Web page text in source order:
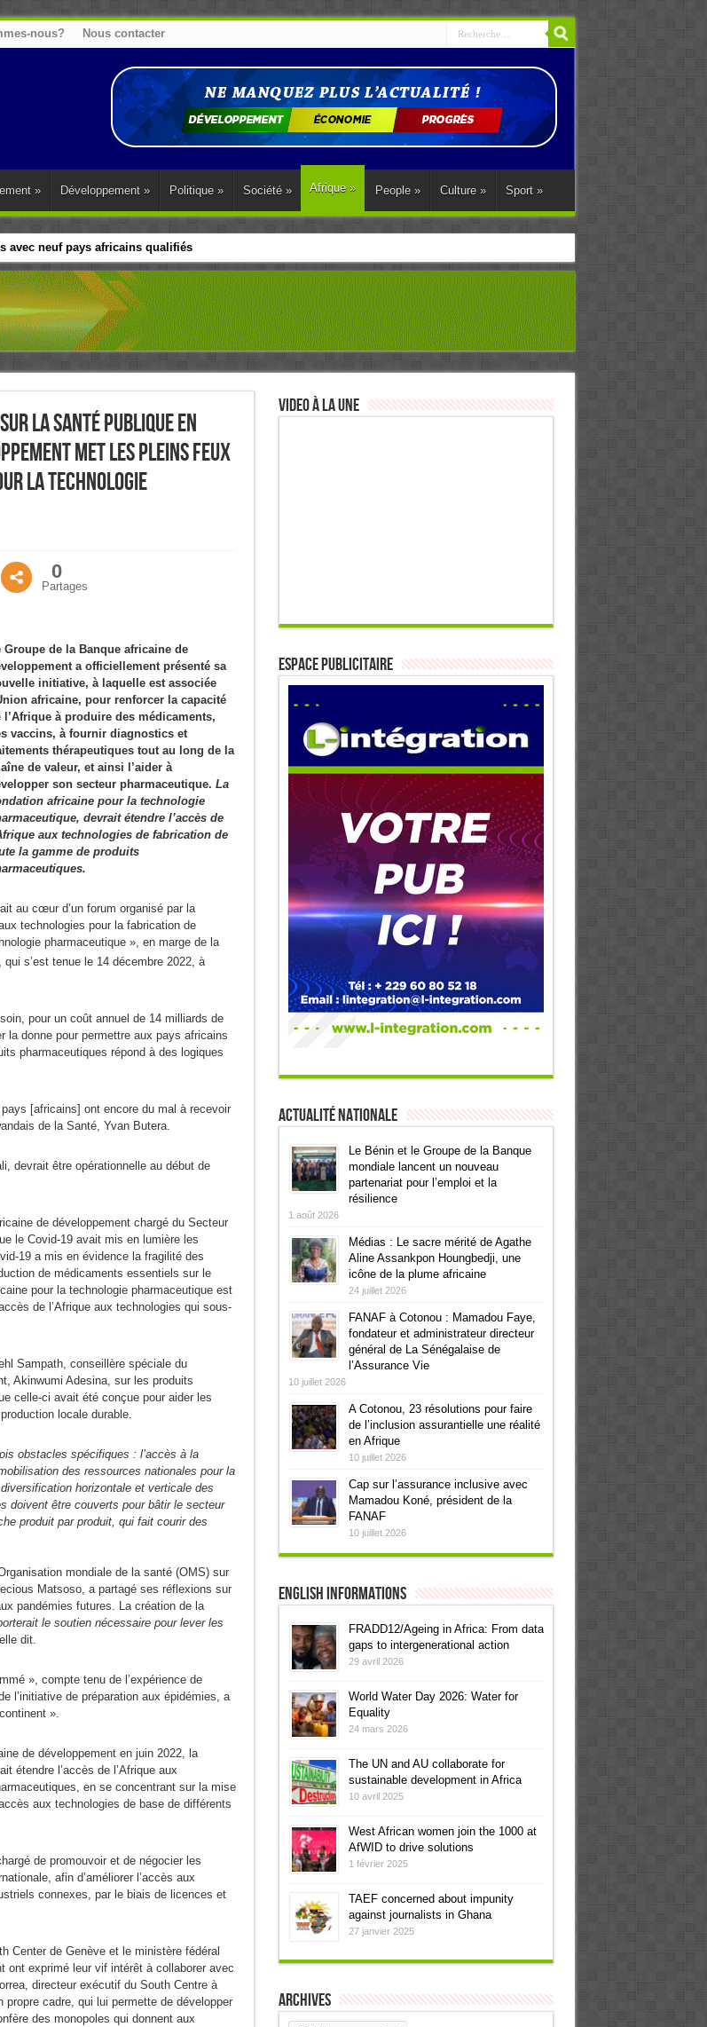
nous? Nous contacter
» Développement » Politique » Société » Afrique » People » Culture » Sport »
avec neuf pays africains qualifiés
de parler d’une seule voix sur la question des réparations
la santé publique en
met les pleins feux
la technologie
0
Partages
Groupe de la Banque africaine de
a officiellement présenté sa
initiative, à laquelle est associée
africaine, pour renforcer la capacité
l’Afrique à produire des médicaments,
vaccins, à fournir diagnostics et
thérapeutiques tout au long de la
de valeur, et ainsi l’aider à
son secteur pharmaceutique. La
africaine pour la technologie
devrait étendre l’accès de
aux technologies de fabrication de
la gamme de produits
au cœur d’un forum organisé par la
technologies pour la fabrication de
pharmaceutique », en marge de la
s’est tenue le 14 décembre 2022, à
pour un coût annuel de 14 milliards de
la donne pour permettre aux pays africains
pharmaceutiques répond à des logiques
[africains] ont encore du mal à recevoir
de la Santé, Yvan Butera.
devrait être opérationnelle au début de
de développement chargé du Secteur
le Covid-19 avait mis en lumière les
19 a mis en évidence la fragilité des
de médicaments essentiels sur le
pour la technologie pharmaceutique est
de l’Afrique aux technologies qui sous-
Sampath, conseillère spéciale du
Akinwumi Adesina, sur les produits
celle-ci avait été conçue pour aider les
locale durable.
obstacles spécifiques : l’accès à la
des ressources nationales pour la
horizontale et verticale des
doivent être couverts pour bâtir le secteur
produit par produit, qui fait courir des
mondiale de la santé (OMS) sur
Matsoso, a partagé ses réflexions sur
pandémies futures. La création de la
le soutien nécessaire pour lever les
dit.
», compte tenu de l’expérience de
l’initiative de préparation aux épidémies, a
».
de développement en juin 2022, la
étendre l’accès de l’Afrique aux
en se concentrant sur la mise
aux technologies de base de différents
de promouvoir et de négocier les
afin d’améliorer l’accès aux
connexes, par le biais de licences et
Center de Genève et le ministère fédéral
ont exprimé leur vif intérêt à collaborer avec
directeur exécutif du South Centre à
cadre, qui lui permette de développer
des monopoles qui donnent aux
Video à la Une
ESPACE PUBLICITAIRE
Actualité Nationale
Le Bénin et le Groupe de la Banque
mondiale lancent un nouveau
partenariat pour l’emploi et la
résilience
1 août 2026
Médias : Le sacre mérité de Agathe
Aline Assankpon Houngbedji, une
icône de la plume africaine
24 juillet 2026
FANAF à Cotonou : Mamadou Faye,
fondateur et administrateur directeur
général de La Sénégalaise de
l’Assurance Vie
10 juillet 2026
A Cotonou, 23 résolutions pour faire
de l’inclusion assurantielle une réalité
en Afrique
10 juillet 2026
Cap sur l’assurance inclusive avec
Mamadou Koné, président de la
FANAF
10 juillet 2026
English informations
FRADD12/Ageing in Africa: From data
gaps to intergenerational action
29 avril 2026
World Water Day 2026: Water for
Equality
24 mars 2026
The UN and AU collaborate for
sustainable development in Africa
10 avril 2025
West African women join the 1000 at
AfWID to drive solutions
1 février 2025
TAEF concerned about impunity
against journalists in Ghana
27 janvier 2025
Archives